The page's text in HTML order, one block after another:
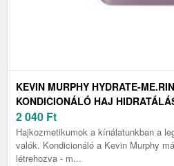
KEVIN MURPHY HYDRATE-
KONDICIONÁLÓ HAJ
2 040 Ft
Hajkozmetikumok a kínálatunkban a
valók. Kondicionáló a Kevin Murphy
létrehozva - m...